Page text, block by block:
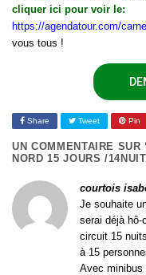
cliquer ici pour voir le:
https://agendatour.com/
vous tous !
Share Tweet Pin
UN COMMENTAIRE SUR
NORD 15 JOURS /
courtois
Je souhaite
serai déjà hô-
circuit 15
à 15
Avec minibus